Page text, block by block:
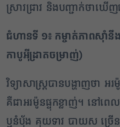
ស្រាវជ្រាវ និងបញ្ជាក់ថាឃើ
ជំហានទី ១៖ កម្ចាត់ភាពស៊ាំ
កាបូអ៊ីដ្រាតចម្រាញ់)
វិទ្យាសាស្ត្របានបង្ហាញថា អរ
គឺជាអរម៉ូនផ្ទុកខ្លាញ់។ នៅពេ
ឬនំប៉័ង គុយទាវ បាយស ច្រើ